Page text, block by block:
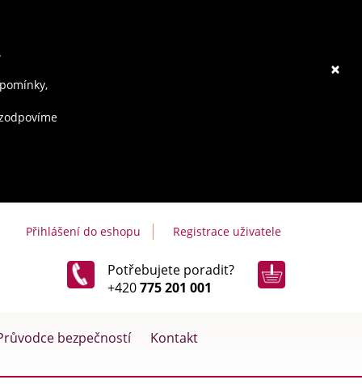
×
Přihlášení do eshopu Registrace uživatele
Potřebujete poradit?
+420775 201 001
bezpečností Kontakt